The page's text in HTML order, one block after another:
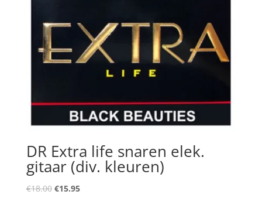
DR Extra life snaren elek.
gitaar (div. kleuren)
€18.00 Oorspronkelijke
€15.95Huidige